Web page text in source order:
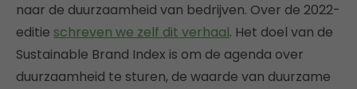
naar de duurzaamheid van bedrijven. Over de 2022-
editie schreven we zelf dit verhaal. Het doel van de
Sustainable Brand Index is om de agenda over
duurzaamheid te sturen, de waarde van duurzame